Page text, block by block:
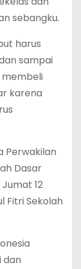
sebangku.
harus
sampai
membeli
karena
Perwakilan
Dasar
12
Fitri Sekolah
dan